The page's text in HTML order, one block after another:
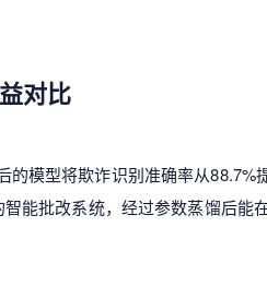
对比
的模型将欺诈识别准确率从
能批改系统，经过参数蒸馏后能